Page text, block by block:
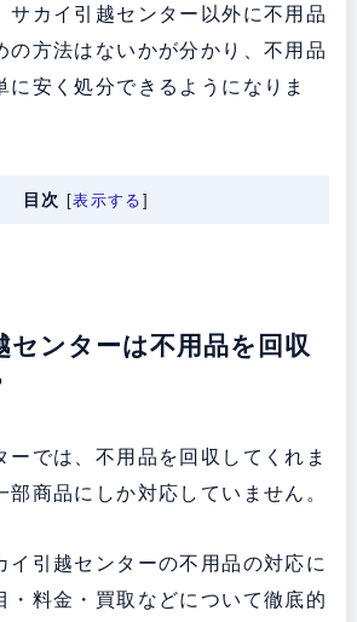
サカイ引越センター以外に不用品
の方法はないかが分かり、不用品
に安く処分できるようになりま
目次 [表示する
センターは不用品を回収
ーでは、不用品を回収してくれま
部商品にしか対応していません。
イ引越センターの不用品の対応に
・料金・買取などについて徹底的